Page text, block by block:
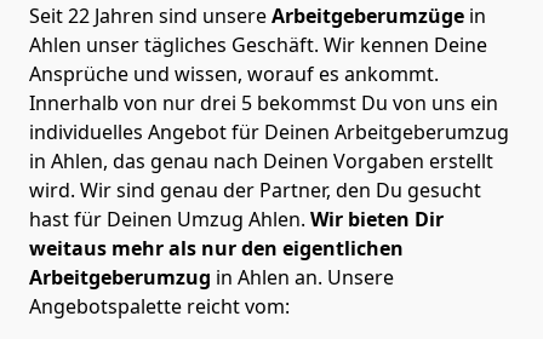
Seit 22 Jahren sind unsereArbeitgeberumzüge in
Ahlen unser tägliches Geschäft. Wir kennen Deine
Ansprüche und wissen, worauf es ankommt.
Innerhalb von nur drei 5 bekommst Du von uns ein
individuelles Angebot für Deinen Arbeitgeberumzug
in Ahlen, das genau nach Deinen Vorgaben erstellt
wird. Wir sind genau der Partner, den Du gesucht
hast für Deinen Umzug Ahlen. Wir bieten Dir
weitaus mehr als nur den eigentlichen
Arbeitgeberumzug in Ahlen an. Unsere
Angebotspalette reicht vom: